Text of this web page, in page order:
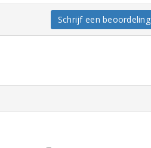
Schrijf een beoordeling